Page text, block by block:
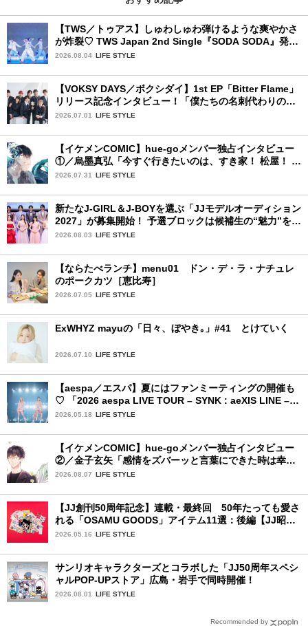
【TWS／トゥアス】しゅわしゅわ弾けるような爽やかさ
が炸裂♡ TWS Japan 2nd Single『SODA SODA』発売
記念SPECIAL SHOWCASEを詳細レポ
2026.08.04 LIFE STYLE
【VOKSY DAYS／ボクシダイ】1st EP「Bitter Flame」
リリース記念インタビュー！「僕たちの名刺代わりのよ
うなアルバム」
2026.07.01 LIFE STYLE
【イケメンCOMIC】hue-goメンバー独占インタビュー
①／烏墨真弘「今すぐ行きたいのは、すき家！ 松屋！ ミ
スド！」
2026.07.31 LIFE STYLE
新たなJ-GIRL＆J-BOYを選ぶ「JJモデルオーディション
2027」が募集開始！ 予選ブロックは候補生の“魅力”を重
視した「新システム」に変わります
2026.08.03 LIFE STYLE
【ならたべランチ】menu01 ドン・デ・ラ・ナチュレ
のポークカツ［恵比寿］
2026.07.05 LIFE STYLE
ExWHYZ mayuの「日々、ぼやき｡」#41 とけていく
2026.07.10 LIFE STYLE
【aespa／エスパ】夏にはファンミーティングの開催も
♡ 「2026 aespa LIVE TOUR – SYNK : aeXIS LINE – in
JAPAN [SPECIAL EDITION DOME TOUR] 」東京ドー
2026.05.18 LIFE STYLE
【イケメンCOMIC】hue-goメンバー独占インタビュー
②／金子玄矢「感情をズバーッと言葉にできた時は幸
せ〜」
2026.08.07 LIFE STYLE
【JJ創刊50周年記念】連載・最終回 50年たっても愛さ
れる「OSAMU GOODS」アイテム11選：後編【JJ昭和
レトロ学園】
2026.05.16 LIFE STYLE
サンリオキャラクターズとコラボした「JJ50周年スペシ
ャルPOP-UPストア」広島・岩手で同時開催！
2026.08.01 LIFE STYLE
Recommended by